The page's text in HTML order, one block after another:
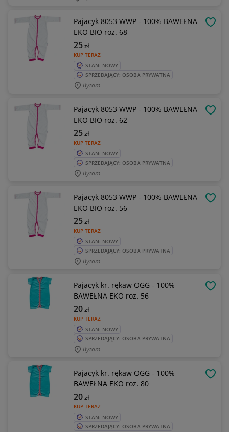
Pajacyk 8053 WWP - 100% BAWEŁNA
EKO BIO roz. 68
KUP TERAZ
25zł
STAN: NOWY
SPRZEDAJĄCY: OSOBA PRYWATNA
Bytom
Pajacyk 8053 WWP - 100% BAWEŁNA
EKO BIO roz. 62
KUP TERAZ
25zł
STAN: NOWY
SPRZEDAJĄCY: OSOBA PRYWATNA
Bytom
Pajacyk 8053 WWP - 100% BAWEŁNA
EKO BIO roz. 56
KUP TERAZ
25zł
STAN: NOWY
SPRZEDAJĄCY: OSOBA PRYWATNA
Bytom
Pajacyk kr. rękaw OGG - 100%
BAWEŁNA EKO roz. 56
KUP TERAZ
20zł
STAN: NOWY
SPRZEDAJĄCY: OSOBA PRYWATNA
Bytom
Pajacyk kr. rękaw OGG - 100%
BAWEŁNA EKO roz. 80
KUP TERAZ
20zł
STAN: NOWY
SPRZEDAJĄCY: OSOBA PRYWATNA